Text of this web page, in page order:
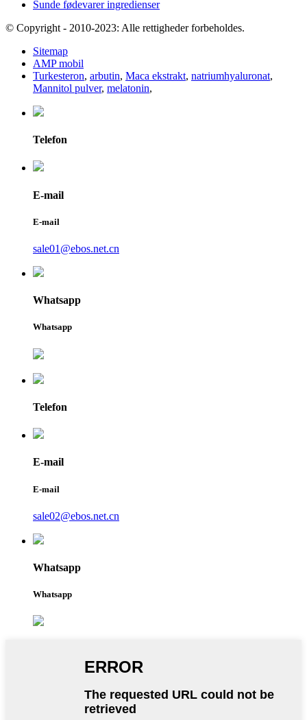
Sunde fødevarer ingredienser
© Copyright - 2010-2023: Alle rettigheder forbeholdes.
Sitemap
AMP mobil
Turkesteron, arbutin, Maca ekstrakt, natriumhyaluronat,
Mannitol pulver, melatonin,
Telefon
E-mail
E-mail
sale01@ebos.net.cn
Whatsapp
Whatsapp
Telefon
E-mail
E-mail
sale02@ebos.net.cn
Whatsapp
Whatsapp